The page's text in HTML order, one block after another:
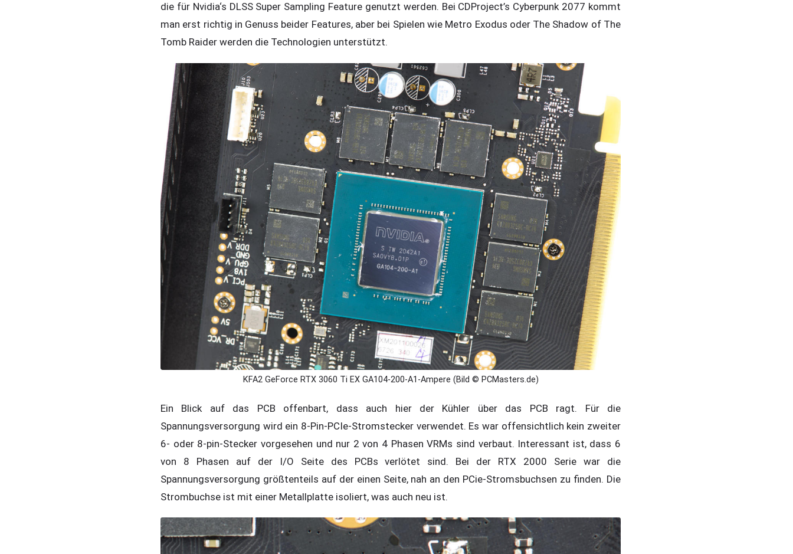
die für Nvidia‘s DLSS Super Sampling Feature genutzt werden. Bei CDProject’s Cyberpunk 2077 kommt
man erst richtig in Genuss beider Features, aber bei Spielen wie Metro Exodus oder The Shadow of The
Tomb Raider werden die Technologien unterstützt.
KFA2 GeForce RTX 3060 Ti EX GA104-200-A1-Ampere (Bild © PCMasters.de)
Ein Blick auf das PCB offenbart, dass auch hier der Kühler über das PCB ragt. Für die
Spannungsversorgung wird ein 8-Pin-PCIe-Stromstecker verwendet. Es war offensichtlich kein zweiter
6- oder 8-pin-Stecker vorgesehen und nur 2 von 4 Phasen VRMs sind verbaut. Interessant ist, dass 6
von 8 Phasen auf der I/O Seite des PCBs verlötet sind. Bei der RTX 2000 Serie war die
Spannungsversorgung größtenteils auf der einen Seite, nah an den PCie-Stromsbuchsen zu finden. Die
Strombuchse ist mit einer Metallplatte isoliert, was auch neu ist.